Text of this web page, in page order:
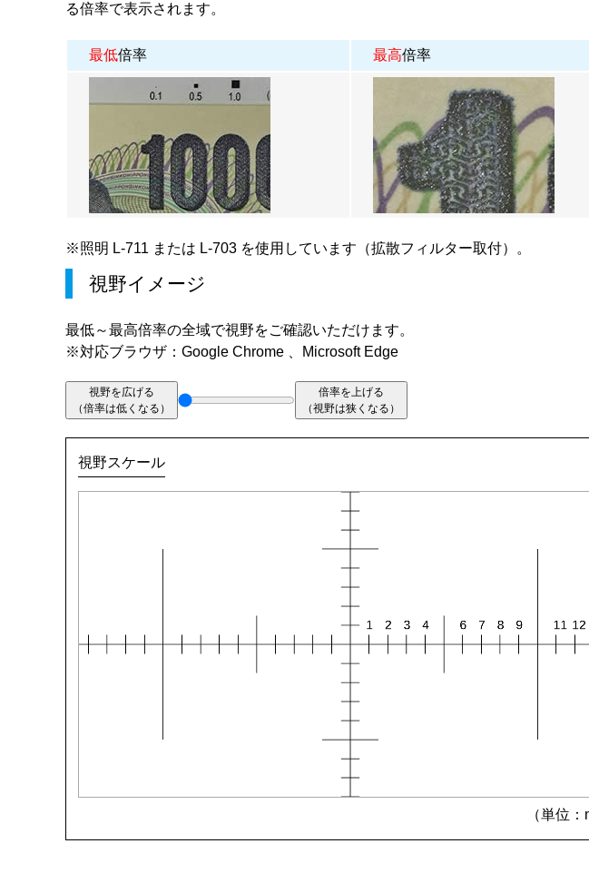
る倍率で表示されます。
最低倍率 最高倍率
※照明 L-711 または L-703 を使用しています（拡散フィルター取付）。
視野イメージ
最低～最高倍率の全域で視野をご確認いただけます。
※対応ブラウザ：Google Chrome 、Microsoft Edge
視野を広げる
（倍率は低くなる）
倍率を上げる
（視野は狭くなる）
視野スケール
（単位：